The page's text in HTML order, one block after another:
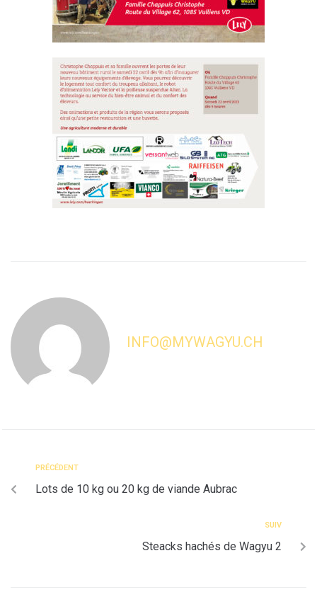
INFO@MYWAGYU.CH
PRÉCÉDENT
Lots de 10 kg ou 20 kg de viande Aubrac
SUIV
Steacks hachés de Wagyu 2